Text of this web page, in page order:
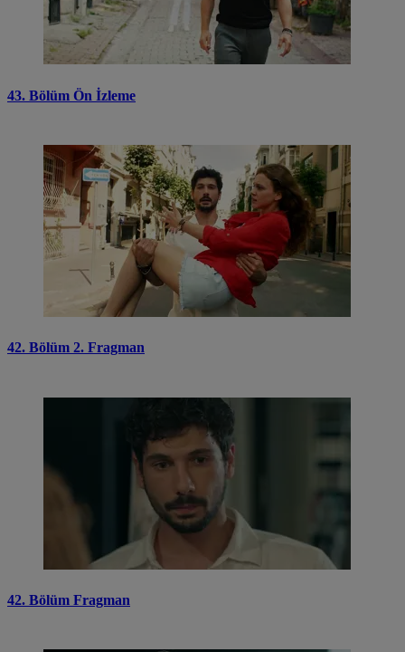
43. Bölüm Ön İzleme
42. Bölüm 2. Fragman
42. Bölüm Fragman